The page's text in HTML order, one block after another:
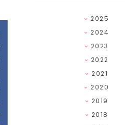
2025
2024
2023
2022
2021
2020
2019
2018